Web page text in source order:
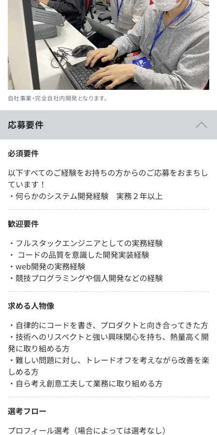
自社事業・完全自社内開発となります。
応募要件
必須要件
以下すべてのご経験をお持ちの方からのご応募をおまちし
ています！
・何らかのシステム開発経験 実務２年以上
歓迎要件
・フルスタックエンジニアとしての実務経験
・ コードの品質を意識した開発実装経験
・web開発の実務経験
・競技プログラミングや個人開発などの経験
求める人物像
・自律的にコードを書き、プロダクトと向き合ってきた方
・技術へのリスペクトと強い興味関心を持ち、熱量高く開
発に取り組める方
・難しい問題に対し、トレードオフを考えながら改善を楽
しめる方
・自ら考え創意工夫して業務に取り組める方
選考フロー
プロフィール選考（場合によっては選考なし）